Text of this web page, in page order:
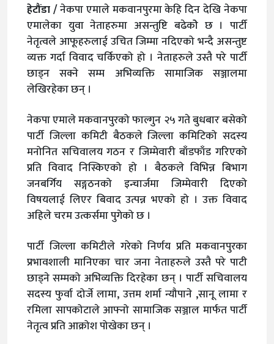
हेटौंडा /नेकपा एमाले मकवानपुरमा केहि दिन देखि नेकपा
एमालेका युवा नेताहरुमा असन्तुष्टि बढेकोे छ । पार्टी
नेतृत्वले आफूहरुलाई उचित जिम्मा नदिएको भन्दै असन्तुष्ट
व्यक्त गर्दा विवाद चर्किएको हो । नेताहरुले उस्तै परे पार्टी
छाड्न सक्ने सम्म अभिव्यक्ति सामाजिक सञ्जालमा
लेखिरहेका छन् ।
नेकपा एमाले मकवानपुरको फाल्गुन २५ गते बुधबार बसेको
पार्टी जिल्ला कमिटी बैठकले जिल्ला कमिटिको सदस्य
मनोनित सचिवालय गठन र जिम्मेवारी बाँडफाँड गरिएको
प्रति विवाद निस्किएको हो । बैठकले विभिन्न बिभाग
जनबर्गिय सङ्गठनको इन्चार्जमा जिम्मेवारी दिएको
विषयलाई लिएर बिवाद उत्पन्न भएको हो । उक्त विवाद
अहिले चरम उत्कर्समा पुगेको छ ।
पार्टी जिल्ला कमिटीले गरेको निर्णय प्रति मकवानपुरका
प्रभावशाली मानिएका चार जना नेताहरुले उस्तै परे पाटी
छाड्ने सम्मको अभिव्यक्ति दिरहेका छन् । पार्टी सचिवालय
सदस्य फुर्वा दोर्जे लामा, उत्तम शर्मा न्यौपाने ,सानू लामा र
रमिला सापकोटाले आफ्नो सामाजिक सञ्जाल मार्फत पार्टी
नेतृत्व प्रति आक्रोश पोखेका छन् ।